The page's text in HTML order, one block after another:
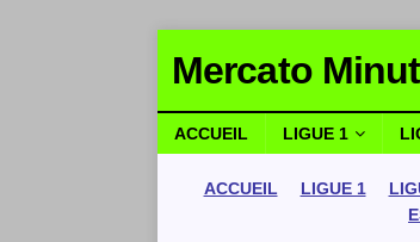
Mercato
ACCUEIL LIGUE 1
ACCUEIL LIGUE 1